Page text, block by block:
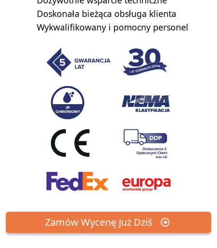
Doskonała bieżąca obsługa klienta
Wykwalifikowany i pomocny personel
Zamów Wycenę Już Dziś